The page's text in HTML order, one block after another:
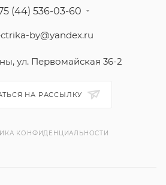
(44) 536-03-60
by@yandex.ru
ул. Первомайская 36-2
НА РАССЫЛКУ
КОНФИДЕНЦИАЛЬНОСТИ